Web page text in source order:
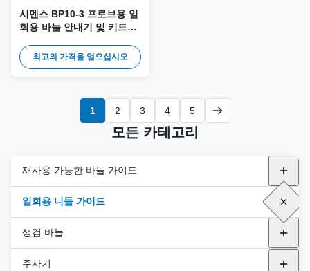
시멘스 BP10-3 프로브용 일
회용 바늘 안내기 및 키트
최고의 가격을 얻으십시오
1 2 3 4 5
모든 카테고리
재사용 가능한 바늘 가이드
금속 재사용 가능 니들 가이드
알파니온
BK
플라스틱 브래킷
In-Plane
일회용 니들 가이드
내강
GE 의료
간관절
생검 바늘
자동 바이오피스 바늘
주사기